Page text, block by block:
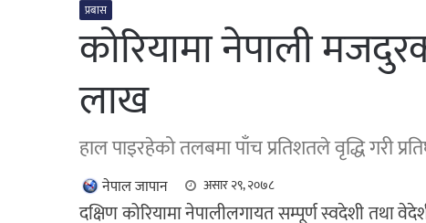
प्रबास
कोरियामा नेपाली
लाख
हाल पाइरहेको तलबमा पाँच प्रतिशतले वृद्धि गरी
नेपाल जापान असार २९, २०७८
दक्षिण कोरियामा नेपालीलगायत सम्पूर्ण स्वदेशी तथा